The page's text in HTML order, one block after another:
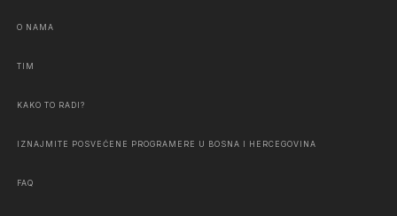
O NAMA
TIM
KAKO TO RADI?
IZNAJMITE POSVEĆENE PROGRAMERE U BOSNA I HERCEGOVINA
FAQ